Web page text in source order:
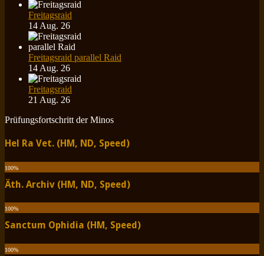
Freitagsraid
14 Aug. 26
Freitagsraid parallel Raid
14 Aug. 26
Freitagsraid
21 Aug. 26
Prüfungsfortschritt der Minos
Hel Ra Vet. (HM, ND, Speed)
100%
Äth. Archiv (HM, ND, Speed)
100%
Sanctum Ophidia (HM, Speed)
100%